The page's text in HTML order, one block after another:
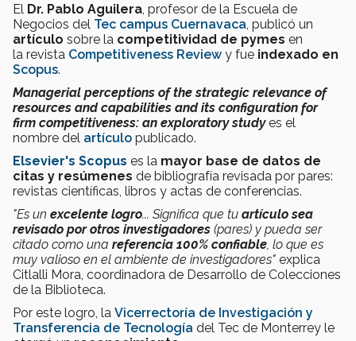
El Dr. Pablo Aguilera , profesor de la Escuela de
Negocios del Tec campus Cuernavaca , publicó un
artículo sobre la competitividad de pymes en
la revista Competitiveness Review y fue indexado en
Scopus.
Managerial perceptions of the strategic relevance of
resources and capabilities and its configuration for
firm competitiveness: an exploratory studyes el
nombre del artículo publicado.
Elsevier's Scopus es la mayor base de datos de
citas y resúmenes de bibliografía revisada por pares:
revistas científicas, libros y actas de conferencias.
"Es un excelente logro... Significa que tu artículo sea
revisado por otros investigadores (pares) y pueda ser
citado como una referencia 100% confiable , lo que es
muy valioso en el ambiente de investigadores" explica
Citlalli Mora, coordinadora de Desarrollo de Colecciones
de la Biblioteca.
Por este logro, la Vicerrectoría de Investigación y
Transferencia de Tecnología del Tec de Monterrey le